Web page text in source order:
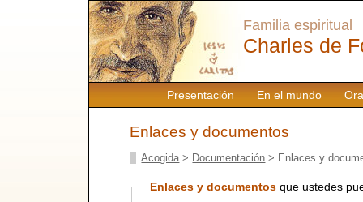
Presentación En el mundo
Familia espiritual
Charles de
Enlaces y documentos
Acogida > Documentación > Enlaces y
Enlaces y documentosque ustedes